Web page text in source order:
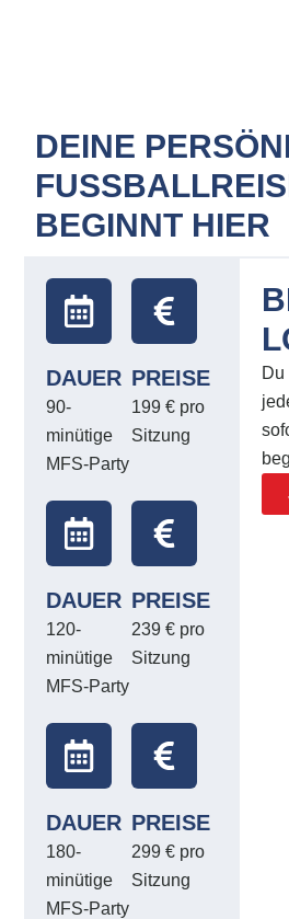
DEINE
BEGINNT HIER
DAUER
90-
minütige
MFS-Party
PREISE
199 € pro
Sitzung
DAUER
120-
minütige
MFS-Party
PREISE
239 € pro
Sitzung
DAUER
180-
minütige
MFS-Party
PREISE
299 € pro
Sitzung